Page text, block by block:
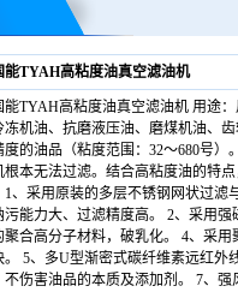
能TYAH高粘度油真空滤油机
能TYAH高粘度油真空滤油机 用途
冻机油、抗磨液压油、磨煤机油、
度的油品（粘度范围：32～680号
根本无法过滤。结合高粘度油的特
1、采用原装的多层不锈钢网状过滤
污能力大、过滤精度高。 2、采用
聚合高分子材料，破乳化。 4、采
。 5、多U型渐密式碳纤维素远红外
不伤害油品的本质及添加剂。 7、